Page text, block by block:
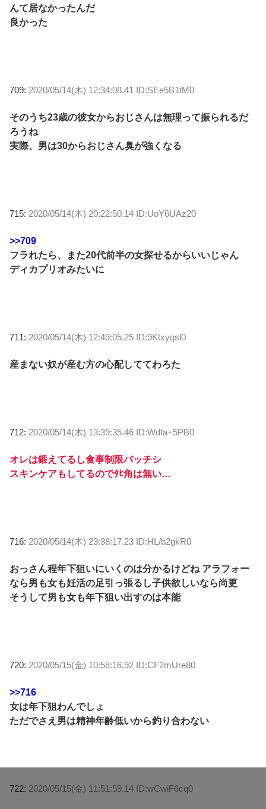
んて居なかったんだ
良かった
709: 2020/05/14(木) 12:34:08.41 ID:SEe5B1tM0
そのうち23歳の彼女からおじさんは無理って振られるだ
ろうね
実際、男は30からおじさん臭が強くなる
715: 2020/05/14(木) 20:22:50.14 ID:UoY6UAz20
>>709
フラれたら、また20代前半の女探せるからいいじゃん
ディカプリオみたいに
711: 2020/05/14(木) 12:49:05.25 ID:9Ktxyqsl0
産まない奴が産む方の心配しててわろた
712: 2020/05/14(木) 13:39:35.46 ID:Wdfa+5PB0
オレは鍛えてるし食事制限バッチシ
スキンケアもしてるのでﾀﾋ角は無い…
716: 2020/05/14(木) 23:38:17.23 ID:HL/b2gkR0
おっさん程年下狙いにいくのは分かるけどね アラフォー
なら男も女も妊活の足引っ張るし子供欲しいなら尚更
そうして男も女も年下狙い出すのは本能
720: 2020/05/15(金) 10:58:16.92 ID:CF2mUre80
>>716
女は年下狙わんでしょ
ただでさえ男は精神年齢低いから釣り合わない
722: 2020/05/15(金) 11:51:59.14 ID:wCwiF6cq0